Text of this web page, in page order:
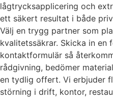
lågtrycksapplicering och
ett säkert resultat i både
Välj en trygg partner som
kvalitetssäkrar. Skicka in en
kontaktformulär så
rådgivning, bedömer
en tydlig offert. Vi erbjuder
störning i drift, kontor,